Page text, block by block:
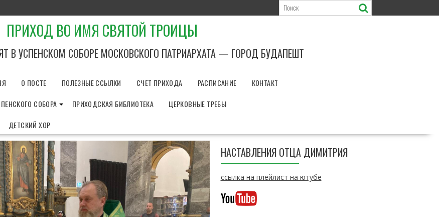
ПРИХОД ВО ИМЯ СВЯТОЙ ТРОИЦЫ
В УСПЕНСКОМ СОБОРЕ МОСКОВСКОГО ПАТРИАРХАТА — ГОРОД БУДАПЕШТ
О ПОСТЕ ПОЛЕЗНЫЕ ССЫЛКИ СЧЕТ ПРИХОДА РАСПИСАНИЕ
КОНТАКТ
СОБОРА ПРИХОДСКАЯ БИБЛИОТЕКА
ЦЕРКОВНЫЕ ТРЕБЫ
ДЕТСКИЙ ХОР
НАСТАВЛЕНИЯ ОТЦА ДИМИТРИЯ
ссылка на плейлист на ютубе